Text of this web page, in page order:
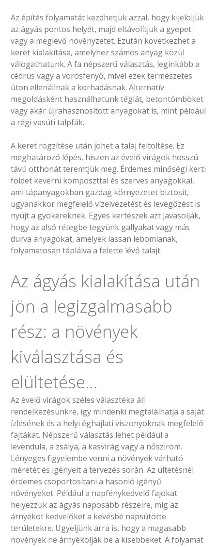
Az építés folyamatát kezdhetjük azzal, hogy kijelöljük
az ágyás pontos helyét, majd eltávolítjuk a gyepet
vagy a meglévő növényzetet. Ezután következhet a
keret kialakítása, amelyhez számos anyag közül
válogathatunk. A fa népszerű választás, leginkább a
cédrus vagy a vörösfenyő, mivel ezek természetes
úton ellenállnak a korhadásnak. Alternatív
megoldásként használhatunk téglát, betontömböket
vagy akár újrahasznosított anyagokat is, mint például
a régi vasúti talpfák.
A keret rögzítése után jöhet a talaj feltöltése. Ez
meghatározó lépés, hiszen az évelő virágok hosszú
távú otthonát teremtjük meg. Érdemes minőségi kerti
földet keverni komposzttal és szerves anyagokkal,
ami tápanyagokban gazdag környezetet biztosít,
ugyanakkor megfelelő vízelvezetést és levegőzést is
nyújt a gyökereknek. Egyes kertészek azt javasolják,
hogy az alsó rétegbe tegyünk gallyakat vagy más
durva anyagokat, amelyek lassan lebomlanak,
folyamatosan táplálva a felette lévő talajt.
Az ágyás kialakítása után
jön a legizgalmasabb
rész: a növények
kiválasztása és
elültetése…
Az évelő virágok széles választéka áll
rendelkezésünkre, így mindenki megtalálhatja a saját
ízlésének és a helyi éghajlati viszonyoknak megfelelő
fajtákat. Népszerű választás lehet például a
levendula, a zsálya, a kasvirág vagy a nőszirom.
Lényeges figyelembe venni a növények várható
méretét és igényeit a tervezés során. Az ültetésnél
érdemes csoportosítani a hasonló igényű
növényeket. Például a napfénykedvelő fajokat
helyezzük az ágyás naposabb részeire, míg az
árnyékot kedvelőket a kevésbé napsütötte
területekre. Ügyeljünk arra is, hogy a magasabb
növények ne árnyékolják be a kisebbeket. A folyamat